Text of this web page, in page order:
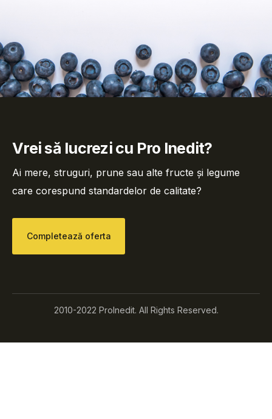
Vrei să lucrezi cu Pro Inedit?
Ai mere, struguri, prune sau alte fructe și legume
care corespund standardelor de calitate?
Completează oferta
2010-2022 ProInedit. All Rights Reserved.